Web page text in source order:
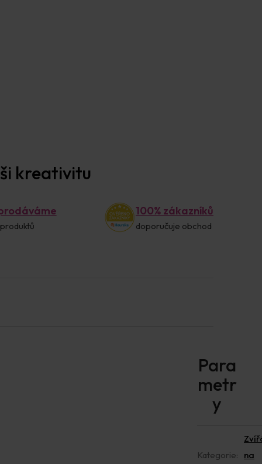
kreativitu
100% zákazníků
doporučuje obchod
Kategorie:
na